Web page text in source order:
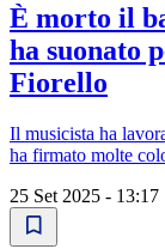
È morto il
ha suonato
Fiorello
Il musicista ha
ha firmato molte
25 Set 2025 - 13:17